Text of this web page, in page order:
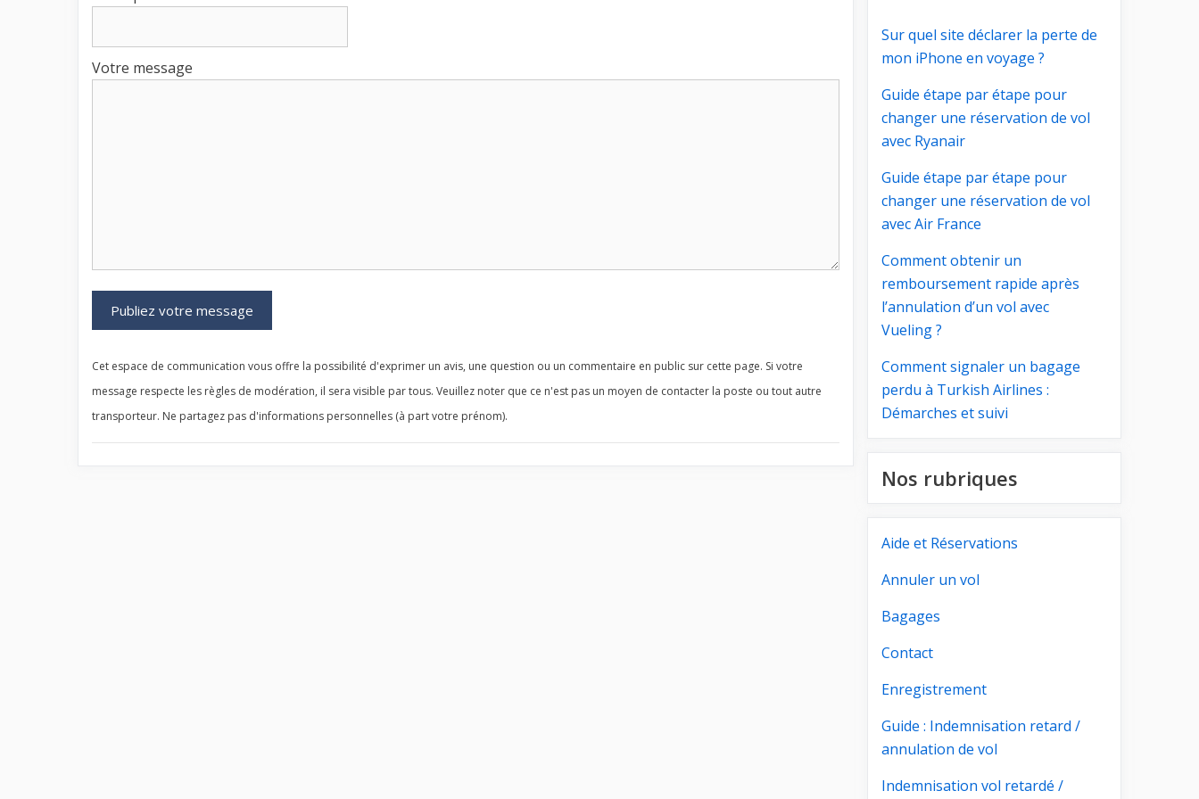
Votre message
Cet espace de communication vous offre la possibilité d'exprimer un avis, une question ou un commentaire en public sur cette page. Si votre
message respecte les règles de modération, il sera visible par tous. Veuillez noter que ce n'est pas un moyen de contacter la poste ou tout autre
transporteur. Ne partagez pas d'informations personnelles (à part votre prénom).
Sur quel site déclarer la perte de
mon iPhone en voyage ?
Guide étape par étape pour
changer une réservation de vol
avec Ryanair
Guide étape par étape pour
changer une réservation de vol
avec Air France
Comment obtenir un
remboursement rapide après
l’annulation d’un vol avec
Vueling ?
Comment signaler un bagage
perdu à Turkish Airlines :
Démarches et suivi
Nos rubriques
Aide et Réservations
Annuler un vol
Bagages
Contact
Enregistrement
Guide : Indemnisation retard /
annulation de vol
Indemnisation vol retardé /